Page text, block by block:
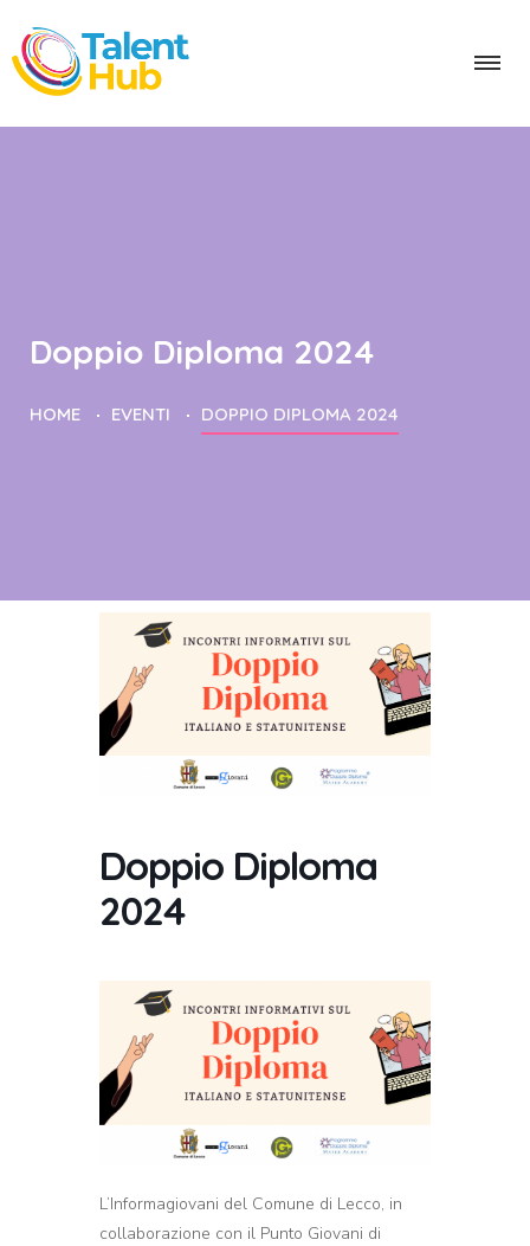
Doppio Diploma 2024
HOME EVENTI DOPPIO DIPLOMA 2024
Doppio Diploma
2024
L’Informagiovani del Comune di Lecco, in
collaborazione con il Punto Giovani di